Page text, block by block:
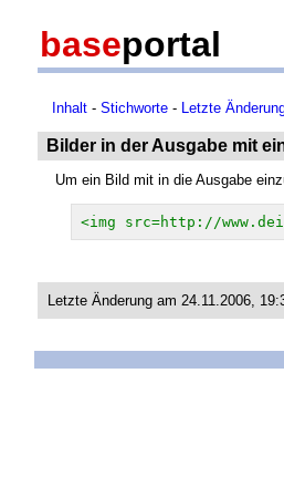
baseportal
Inhalt- Stichworte- Letzte
Bilder in der Ausgabe mit
Um ein Bild mit in die Ausgabe
<img src=http://
Letzte Änderung am 24.11.2006,